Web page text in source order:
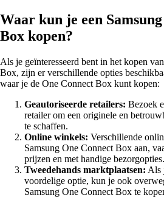
Waar kun je een
Box kopen?
Als je geïnteresseerd bent in het kopen
Box, zijn er verschillende opties
waar je de One Connect Box kunt kopen:
Geautoriseerde retailers: Bezoek
retailer om een originele en
te schaffen.
Online winkels: Verschillende
Samsung One Connect Box aan,
prijzen en met handige bezorgopties.
Tweedehands marktplaatsen: Als
voordelige optie, kun je ook
Samsung One Connect Box te